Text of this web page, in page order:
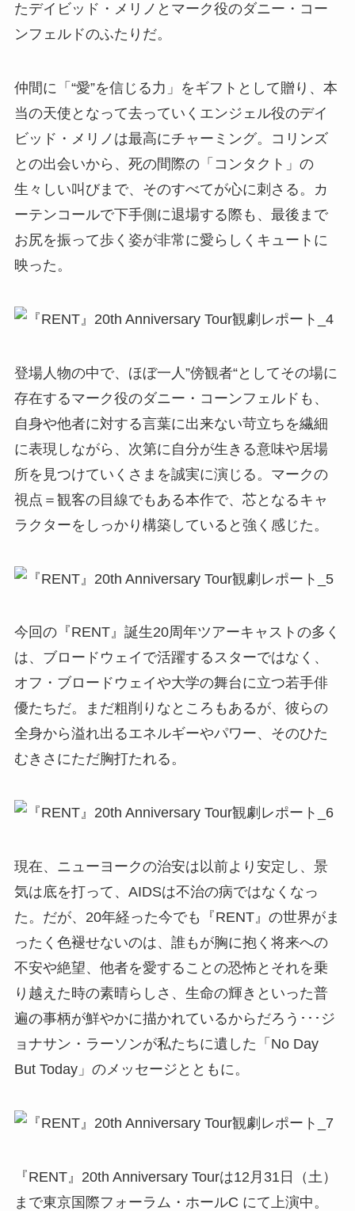
たデイビッド・メリノとマーク役のダニー・コー
ンフェルドのふたりだ。
仲間に「“愛”を信じる力」をギフトとして贈り、本
当の天使となって去っていくエンジェル役のデイ
ビッド・メリノは最高にチャーミング。コリンズ
との出会いから、死の間際の「コンタクト」の
生々しい叫びまで、そのすべてが心に刺さる。カ
ーテンコールで下手側に退場する際も、最後まで
お尻を振って歩く姿が非常に愛らしくキュートに
映った。
登場人物の中で、ほぼ一人”傍観者“としてその場に
存在するマーク役のダニー・コーンフェルドも、
自身や他者に対する言葉に出来ない苛立ちを繊細
に表現しながら、次第に自分が生きる意味や居場
所を見つけていくさまを誠実に演じる。マークの
視点＝観客の目線でもある本作で、芯となるキャ
ラクターをしっかり構築していると強く感じた。
今回の『RENT』誕生20周年ツアーキャストの多く
は、ブロードウェイで活躍するスターではなく、
オフ・ブロードウェイや大学の舞台に立つ若手俳
優たちだ。まだ粗削りなところもあるが、彼らの
全身から溢れ出るエネルギーやパワー、そのひた
むきさにただ胸打たれる。
現在、ニューヨークの治安は以前より安定し、景
気は底を打って、AIDSは不治の病ではなくなっ
た。だが、20年経った今でも『RENT』の世界がま
ったく色褪せないのは、誰もが胸に抱く将来への
不安や絶望、他者を愛することの恐怖とそれを乗
り越えた時の素晴らしさ、生命の輝きといった普
遍の事柄が鮮やかに描かれているからだろう･･･ジ
ョナサン・ラーソンが私たちに遺した「No Day
But Today」のメッセージとともに。
『RENT』20th Anniversary Tourは12月31日（土）
まで東京国際フォーラム・ホールC にて上演中。